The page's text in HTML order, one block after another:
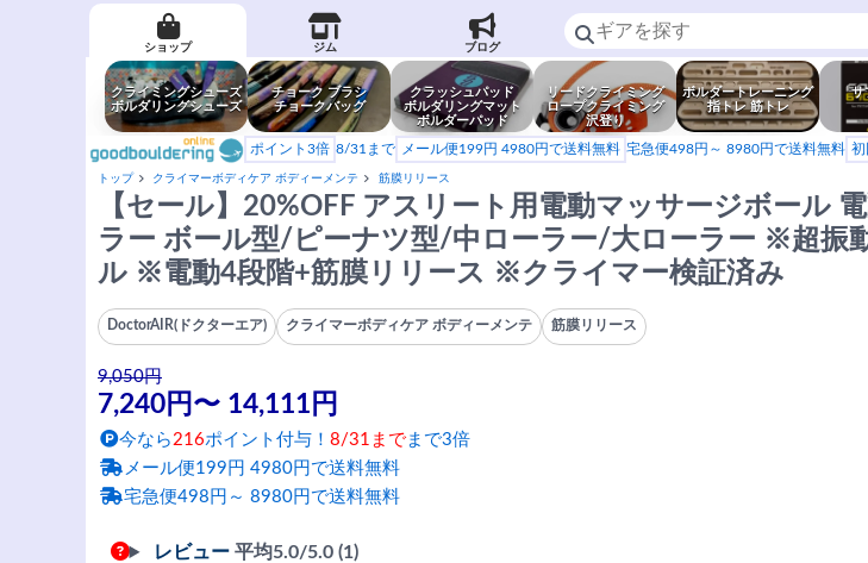
ショップ ジム ブログ
クライミングシューズ
ボルダリングシューズ
チョーク ブラシ
チョークバッグ
クラッシュパッド
ボルダリングマット
ボルダーパッド
リードクライミング
ロープクライミング
沢登り
ボルダートレーニング
指トレ 筋トレ
サ
ポイント3倍 8/31まで メール便199円 4980円で送料無料 宅急便498円～ 8980円で送料無料 初
トップ クライマーボディケア ボディーメンテ 筋膜リリース
【セール】20%OFF アスリート用電動マッサージボール
ラー ボール型/ピーナツ型/中ローラー/大ローラー ※超振
ル ※電動4段階+筋膜リリース ※クライマー検証済み
DoctorAIR(ドクターエア) クライマーボディケア ボディーメンテ 筋膜リリース
9,050円
7,240円〜 14,111円
今なら 216ポイント付与！ 8/31まで まで3倍
メール便199円 4980円で送料無料
宅急便498円～ 8980円で送料無料
レビュー 平均5.0/5.0 (1)